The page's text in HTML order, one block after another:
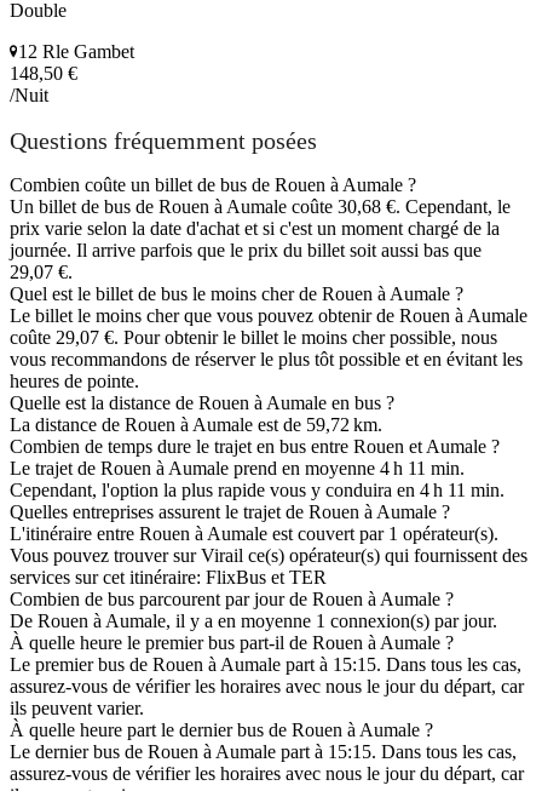
Double
12 Rle Gambet
148,50 €
/Nuit
Questions fréquemment posées
Combien coûte un billet de bus de Rouen à Aumale ?
Un billet de bus de Rouen à Aumale coûte 30,68 €. Cependant, le
prix varie selon la date d'achat et si c'est un moment chargé de la
journée. Il arrive parfois que le prix du billet soit aussi bas que
29,07 €.
Quel est le billet de bus le moins cher de Rouen à Aumale ?
Le billet le moins cher que vous pouvez obtenir de Rouen à Aumale
coûte 29,07 €. Pour obtenir le billet le moins cher possible, nous
vous recommandons de réserver le plus tôt possible et en évitant les
heures de pointe.
Quelle est la distance de Rouen à Aumale en bus ?
La distance de Rouen à Aumale est de 59,72 km.
Combien de temps dure le trajet en bus entre Rouen et Aumale ?
Le trajet de Rouen à Aumale prend en moyenne 4 h 11 min.
Cependant, l'option la plus rapide vous y conduira en 4 h 11 min.
Quelles entreprises assurent le trajet de Rouen à Aumale ?
L'itinéraire entre Rouen à Aumale est couvert par 1 opérateur(s).
Vous pouvez trouver sur Virail ce(s) opérateur(s) qui fournissent des
services sur cet itinéraire: FlixBus et TER
Combien de bus parcourent par jour de Rouen à Aumale ?
De Rouen à Aumale, il y a en moyenne 1 connexion(s) par jour.
À quelle heure le premier bus part-il de Rouen à Aumale ?
Le premier bus de Rouen à Aumale part à 15:15. Dans tous les cas,
assurez-vous de vérifier les horaires avec nous le jour du départ, car
ils peuvent varier.
À quelle heure part le dernier bus de Rouen à Aumale ?
Le dernier bus de Rouen à Aumale part à 15:15. Dans tous les cas,
assurez-vous de vérifier les horaires avec nous le jour du départ, car